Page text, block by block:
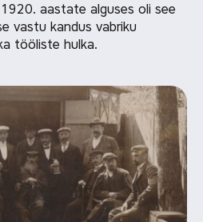
aastate alguses oli see
vastu kandus vabriku
tööliste hulka.